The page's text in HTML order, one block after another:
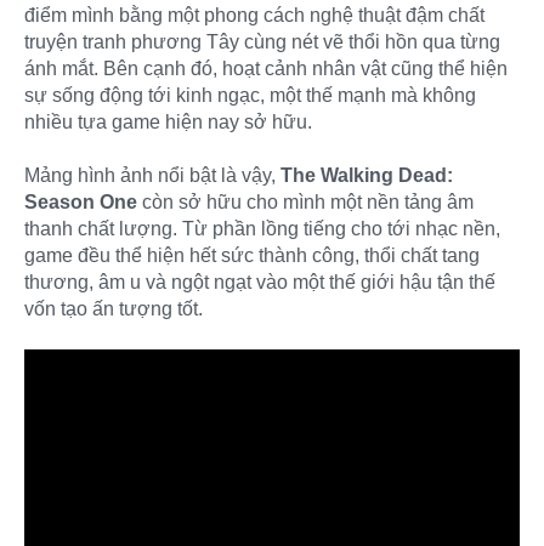
điểm mình bằng một phong cách nghệ thuật đậm chất
truyện tranh phương Tây cùng nét vẽ thổi hồn qua từng
ánh mắt. Bên cạnh đó, hoạt cảnh nhân vật cũng thể hiện
sự sống động tới kinh ngạc, một thế mạnh mà không
nhiều tựa game hiện nay sở hữu.
Mảng hình ảnh nổi bật là vậy, The Walking Dead:
Season One còn sở hữu cho mình một nền tảng âm
thanh chất lượng. Từ phần lồng tiếng cho tới nhạc nền,
game đều thể hiện hết sức thành công, thổi chất tang
thương, âm u và ngột ngạt vào một thế giới hậu tận thế
vốn tạo ấn tượng tốt.